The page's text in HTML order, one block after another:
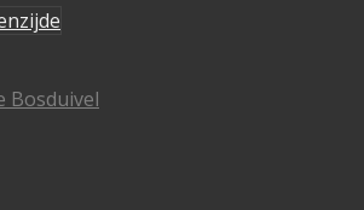
Bosduivel